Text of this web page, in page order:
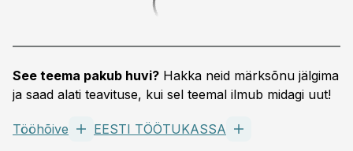
See teema pakub huvi? Hakka neid märksõnu jälgima
ja saad alati teavituse, kui sel teemal ilmub midagi uut!
Tööhõive EESTI TÖÖTUKASSA